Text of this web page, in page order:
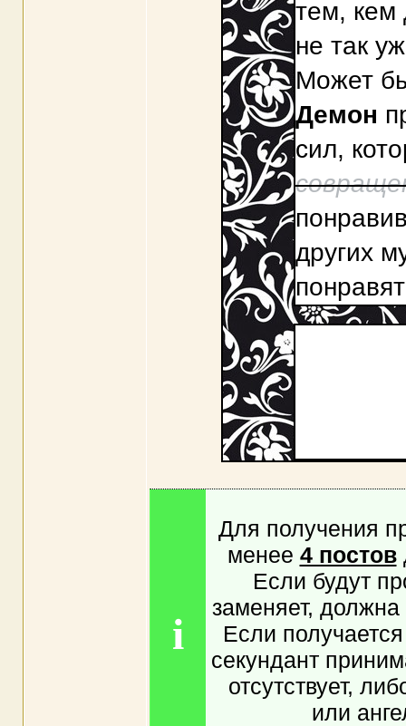
тем, кем
не так
Может
Демон
сил,
других
i
Для получения
менее 4 постов
Если будут
заменяет,
Если
секундант
отсутствует,
или